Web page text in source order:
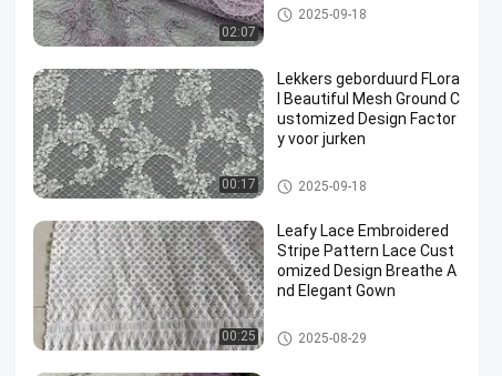
02:07
Geborduurde Kantstof
2025-09-18
00:17
Lekkers geborduurd FLora
l Beautiful Mesh Ground C
ustomized Design Factor
y voor jurken
Lovertje Geborduurde Stof
2025-09-18
00:25
Leafy Lace Embroidered
Stripe Pattern Lace Cust
omized Design Breathe A
nd Elegant Gown
Geborduurde Kantstof
2025-08-29